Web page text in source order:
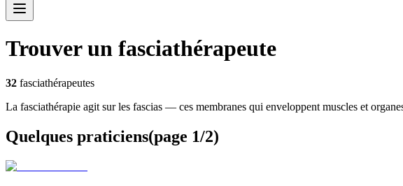
Trouver un fasciathérapeute
32 fasciathérapeutes
La fasciathérapie agit sur les fascias — ces membranes qui enveloppent muscles et
Quelques praticiens(page 1/2)